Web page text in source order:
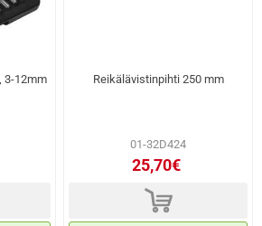
3-12mm Reikälävistinpihti 250 mm
01-32D424
25,70€
d